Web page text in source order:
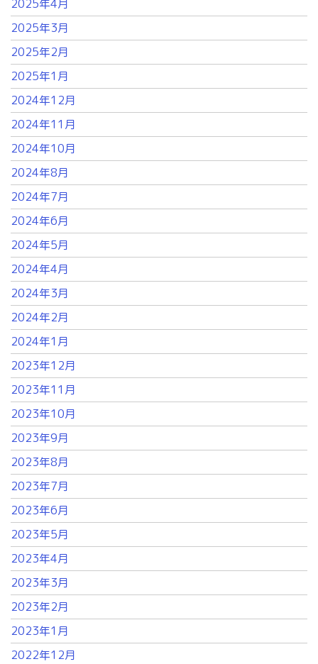
2025年4月
2025年3月
2025年2月
2025年1月
2024年12月
2024年11月
2024年10月
2024年8月
2024年7月
2024年6月
2024年5月
2024年4月
2024年3月
2024年2月
2024年1月
2023年12月
2023年11月
2023年10月
2023年9月
2023年8月
2023年7月
2023年6月
2023年5月
2023年4月
2023年3月
2023年2月
2023年1月
2022年12月